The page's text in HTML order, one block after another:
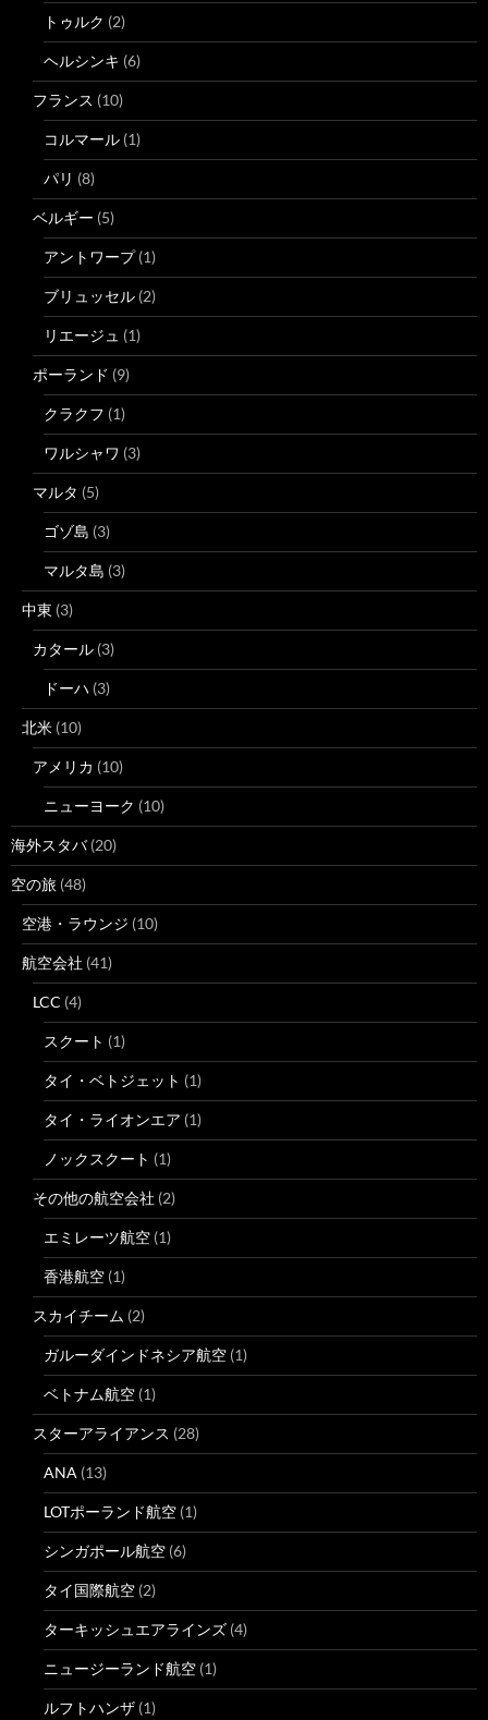
トゥルク (2)
ヘルシンキ (6)
フランス (10)
コルマール (1)
パリ (8)
ベルギー (5)
アントワープ(1)
ブリュッセル (2)
リエージュ (1)
ポーランド (9)
クラクフ (1)
ワルシャワ (3)
マルタ (5)
ゴゾ島 (3)
マルタ島 (3)
中東 (3)
カタール (3)
ドーハ (3)
北米 (10)
アメリカ (10)
ニューヨーク (10)
海外スタバ(20)
空の旅 (48)
空港・ラウンジ (10)
航空会社 (41)
LCC (4)
スクート (1)
タイ・ベトジェット (1)
タイ・ライオンエア (1)
ノックスクート (1)
その他の航空会社 (2)
エミレーツ航空 (1)
香港航空 (1)
スカイチーム (2)
ガルーダインドネシア航空 (1)
ベトナム航空 (1)
スターアライアンス (28)
ANA (13)
LOTポーランド航空 (1)
シンガポール航空 (6)
タイ国際航空 (2)
ターキッシュエアラインズ (4)
ニュージーランド航空 (1)
ルフトハンザ (1)